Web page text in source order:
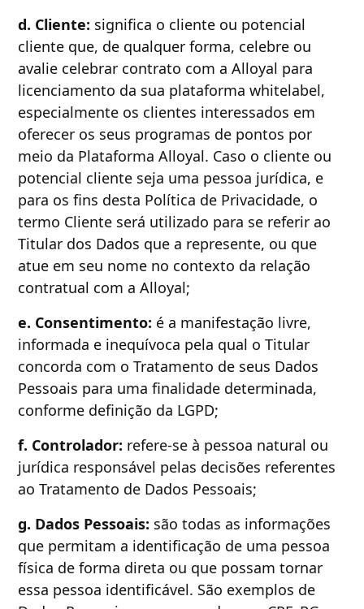
d. Cliente: significa o cliente ou potencial
cliente que, de qualquer forma, celebre ou
avalie celebrar contrato com a Alloyal para
licenciamento da sua plataforma whitelabel,
especialmente os clientes interessados em
oferecer os seus programas de pontos por
meio da Plataforma Alloyal. Caso o cliente ou
potencial cliente seja uma pessoa jurídica, e
para os fins desta Política de Privacidade, o
termo Cliente será utilizado para se referir ao
Titular dos Dados que a represente, ou que
atue em seu nome no contexto da relação
contratual com a Alloyal;
e. Consentimento: é a manifestação livre,
informada e inequívoca pela qual o Titular
concorda com o Tratamento de seus Dados
Pessoais para uma finalidade determinada,
conforme definição da LGPD;
f. Controlador: refere-se à pessoa natural ou
jurídica responsável pelas decisões referentes
ao Tratamento de Dados Pessoais;
g. Dados Pessoais: são todas as informações
que permitam a identificação de uma pessoa
física de forma direta ou que possam tornar
essa pessoa identificável. São exemplos de